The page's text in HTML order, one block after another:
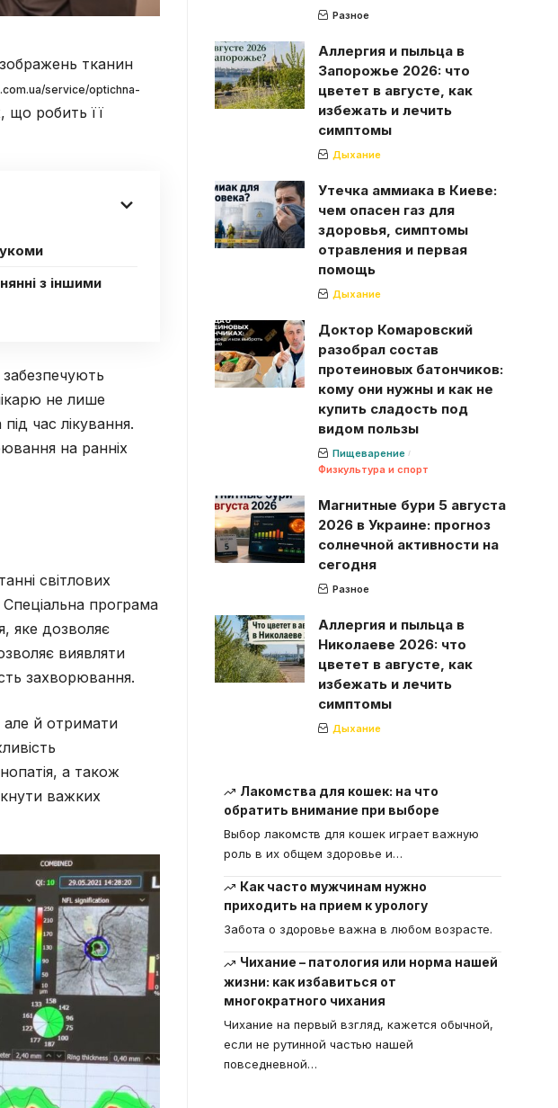
зображень тканин
service/optichna-
що робить її
з іншими
не лише
час лікування.
на ранніх
світлових
програма
яке дозволяє
виявляти
захворювання.
й отримати
а також
важких
Разное
Аллергия и пыльца в
Запорожье 2026: что
цветет в августе, как
избежать и лечить
симптомы
Дыхание
Утечка аммиака в Киеве:
чем опасен газ для
здоровья, симптомы
отравления и первая
помощь
Дыхание
Доктор Комаровский
разобрал состав
протеиновых батончиков:
кому они нужны и как не
купить сладость под
видом пользы
Пищеварение
Физкультура и спорт
Магнитные бури 5 августа
2026 в Украине: прогноз
солнечной активности на
сегодня
Разное
Аллергия и пыльца в
Николаеве 2026: что
цветет в августе, как
избежать и лечить
симптомы
Дыхание
Лакомства для кошек: на что
обратить внимание при выборе
Выбор лакомств для кошек играет важную
роль в их общем здоровье и…
Как часто мужчинам нужно
приходить на прием к урологу
Забота о здоровье важна в любом возрасте.
Чихание – патология или норма нашей
жизни: как избавиться от
многократного чихания
Чихание на первый взгляд, кажется обычной,
если не рутинной частью нашей
повседневной…